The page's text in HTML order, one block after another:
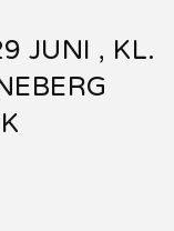
JUNI , KL.